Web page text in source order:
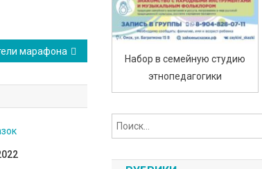
марафона
Набор в семейную студию
этнопедагогики